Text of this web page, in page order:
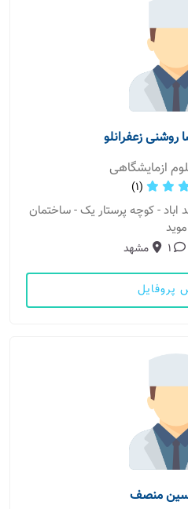
روشنی زعفرانلو
ازمایشگاهی
(1)
اباد - کوچه پرستار یک - ساختمان
موید
1 مشهد
پروفایل
منصف